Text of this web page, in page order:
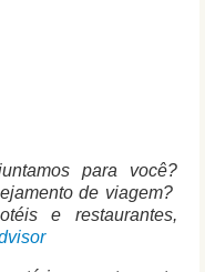
para você?
de viagem?
e restaurantes,